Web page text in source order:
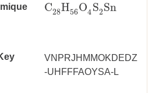
C28H56O4S2Sn
C28H56O4 S2Sn
VNPRJHMMOKDEDZ
-UHFFFAOYSA-L